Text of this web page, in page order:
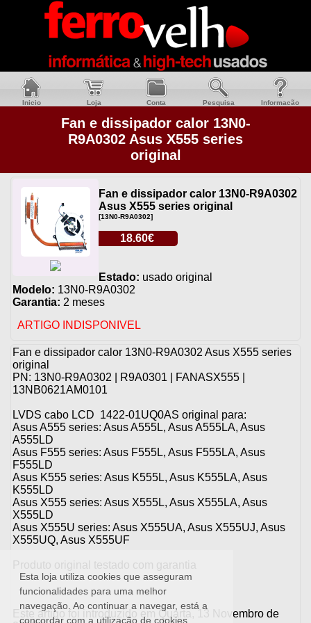
Esta loja utiliza cookies que asseguram
funcionalidades para uma melhor
navegação. Ao continuar a navegar, está a
concordar com a utilização de cookies.
Inicio Loja Conta Pesquisa Informacão
Fan e dissipador calor 13N0-
R9A0302 Asus X555 series
original
Fan e dissipador calor 13N0-R9A0302
Asus X555 series original
[13N0-R9A0302]
18.60€
Estado: usado original
Modelo: 13N0-R9A0302
Garantia: 2 meses
ARTIGO INDISPONIVEL
Fan e dissipador calor 13N0-R9A0302 Asus X555 series
original
PN: 13N0-R9A0302 | R9A0301 | FANASX555 |
13NB0621AM0101
LVDS cabo LCD 1422-01UQ0AS original para:
Asus A555 series: Asus A555L, Asus A555LA, Asus
A555LD
Asus F555 series: Asus F555L, Asus F555LA, Asus
F555LD
Asus K555 series: Asus K555L, Asus K555LA, Asus
K555LD
Asus X555 series: Asus X555L, Asus X555LA, Asus
X555LD
Asus X555U series: Asus X555UA, Asus X555UJ, Asus
X555UQ, Asus X555UF
Produto original testado com garantia
Este artigo foi introduzido em Quarta, 13 Novembro de